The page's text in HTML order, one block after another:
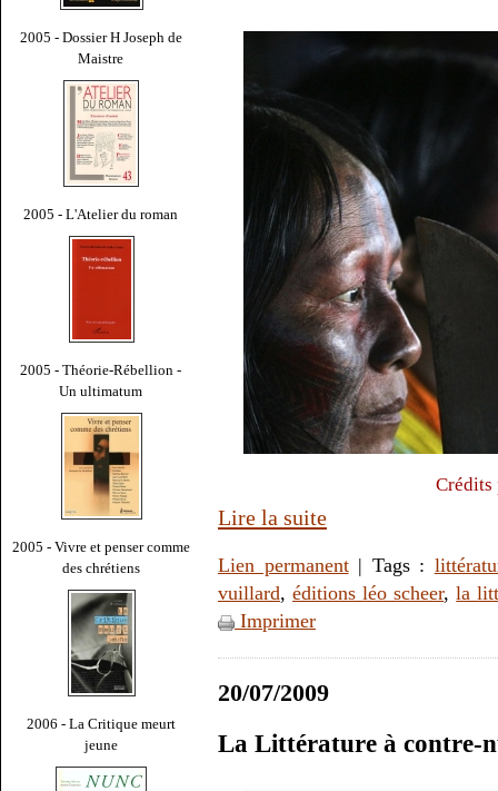
2005 - Dossier H Joseph de
Maistre
2005 - L'Atelier du roman
2005 - Théorie-Rébellion -
Un ultimatum
2005 - Vivre et penser comme
des chrétiens
2006 - La Critique meurt
jeune
Crédits
Lire la suite
Lien permanent| Tags :
vuillard,éditions léo scheer,la
Imprimer
20/07/2009
La Littérature à contre-